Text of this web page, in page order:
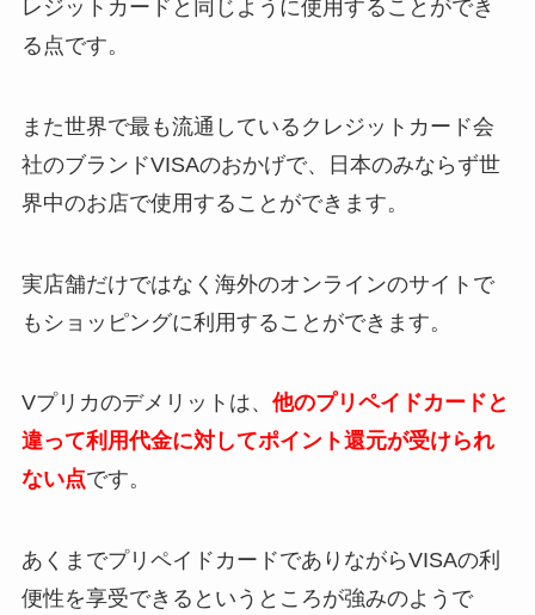
レジットカードと同じように使用することができ
る点です。
また世界で最も流通しているクレジットカード会
社のブランドVISAのおかげで、日本のみならず世
界中のお店で使用することができます。
実店舗だけではなく海外のオンラインのサイトで
もショッピングに利用することができます。
Vプリカのデメリットは、 他のプリペイドカードと
違って利用代金に対してポイント還元が受けられ
ない点です。
あくまでプリペイドカードでありながらVISAの利
便性を享受できるというところが強みのようで